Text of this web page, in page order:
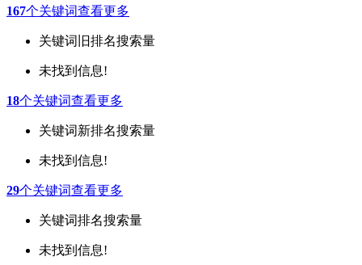
167个关键词查看更多
关键词 旧排名搜索量
未找到信息!
18个关键词查看更多
关键词新排名搜索量
未找到信息!
29个关键词查看更多
关键词排名搜索量
未找到信息!